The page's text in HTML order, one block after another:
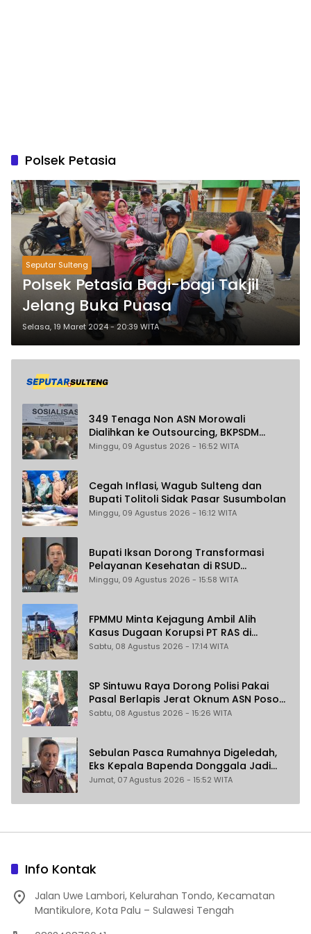
Polsek Petasia
Seputar Sulteng
Polsek Petasia Bagi-bagi Takjil
Jelang Buka Puasa
Selasa, 19 Maret 2024 - 20:39 WITA
349 Tenaga Non ASN Morowali
Dialihkan ke Outsourcing, BKPSDM
Pastikan Gaji Tak Berubah dan Dapat
Minggu, 09 Agustus 2026 - 16:52 WITA
Cegah Inflasi, Wagub Sulteng dan
Bupati Tolitoli Sidak Pasar Susumbolan
Minggu, 09 Agustus 2026 - 16:12 WITA
Bupati Iksan Dorong Transformasi
Pelayanan Kesehatan di RSUD
Morowali
Minggu, 09 Agustus 2026 - 15:58 WITA
FPMMU Minta Kejagung Ambil Alih
Kasus Dugaan Korupsi PT RAS di
Morowali Utara
Sabtu, 08 Agustus 2026 - 17:14 WITA
SP Sintuwu Raya Dorong Polisi Pakai
Pasal Berlapis Jerat Oknum ASN Poso
Terlibat Dugaan Pelecehan Seksual
Sabtu, 08 Agustus 2026 - 15:26 WITA
Sebulan Pasca Rumahnya Digeledah,
Eks Kepala Bapenda Donggala Jadi
Tersangka Dugaan Korupsi
Jumat, 07 Agustus 2026 - 15:52 WITA
Info Kontak
Jalan Uwe Lambori, Kelurahan Tondo, Kecamatan
Mantikulore, Kota Palu – Sulawesi Tengah